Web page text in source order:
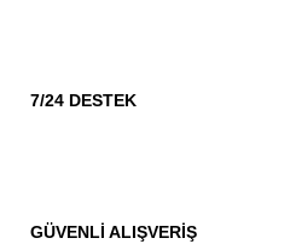
7/24 DESTEK
GÜVENLİ ALIŞVERİŞ